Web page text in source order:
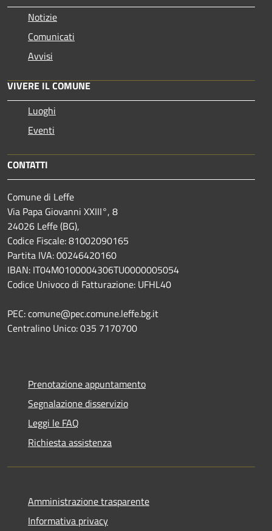
Notizie
Comunicati
Avvisi
VIVERE IL COMUNE
Luoghi
Eventi
CONTATTI
Comune di Leffe
Via Papa Giovanni XXIII°, 8
24026 Leffe (BG),
Codice Fiscale: 81002090165
Partita IVA: 00246420160
IBAN: IT04M0100004306TU0000005054
Codice Univoco di Fatturazione: UFHL40
PEC: comune@pec.comune.leffe.bg.it
Centralino Unico: 035 7170700
Prenotazione appuntamento
Segnalazione disservizio
Leggi le FAQ
Richiesta assistenza
Amministrazione trasparente
Informativa privacy